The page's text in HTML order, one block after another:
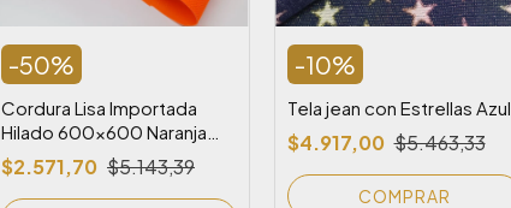
-50%
Cordura Lisa Importada
Hilado 600x600 Naranja
Fluo
$2.571,70 $5.143,39
-10%
Tela jean con Estrellas Azul
$4.917,00 $5.463,33